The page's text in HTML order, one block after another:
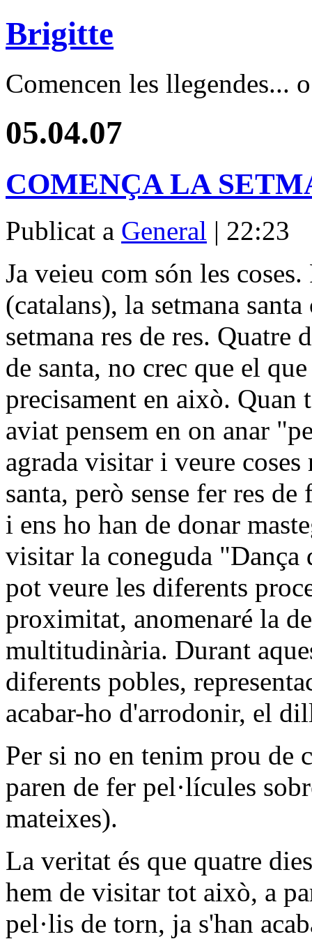
Brigitte
Comencen les llegendes...
05.04.07
COMENÇA LA
Publicat a General | 22:23
Ja veieu com són les
(catalans), la setmana
setmana res de res. Quatre
de santa, no crec que el
precisament en això. Quan
aviat pensem en on anar
agrada visitar i veure coses
santa, però sense fer res de
i ens ho han de donar
visitar la coneguda "Dança
pot veure les diferents
proximitat, anomenaré la
multitudinària. Durant
diferents pobles,
acabar-ho d'arrodonir, el
Per si no en tenim prou de
paren de fer pel·lícules
mateixes).
La veritat és que quatre
hem de visitar tot això, a
pel·lis de torn, ja s'han